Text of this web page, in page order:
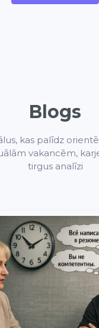
Blogs
kas palīdz
vakancēm,
tirgus analīzi